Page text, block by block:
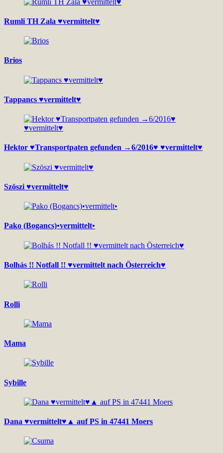
Rumli TH Zala ♥vermittelt♥
Brios
Tappancs ♥vermittelt♥
Hektor ♥Transportpaten gefunden →6/2016♥ ♥vermittelt♥
Szöszi ♥vermittelt♥
Pako (Bogancs)•vermittelt•
Bolhás !! Notfall !! ♥vermittelt nach Österreich♥
Rolli
Mama
Sybille
Dana ♥vermittelt♥▲ auf PS in 47441 Moers